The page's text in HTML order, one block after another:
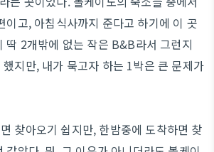
이고, 아침식사까지 준다고 하기에 이 곳
딱 2개밖에 없는 작은 B&B라서 그런지
지만, 내가 묵고자 하는 1박은 큰 문제가
찾아오기 쉽지만, 한밤중에 도착하면 찾